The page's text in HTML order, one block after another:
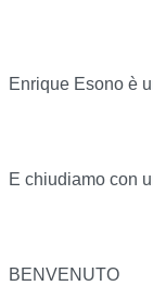
Enrique Esono è
E chiudiamo con
BENVENUTO